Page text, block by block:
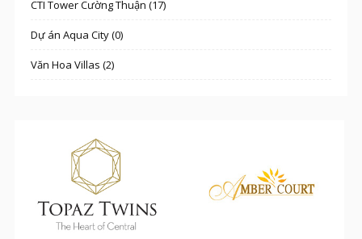
CTI Tower Cường Thuận (17)
Dự án Aqua City (0)
Văn Hoa Villas (2)